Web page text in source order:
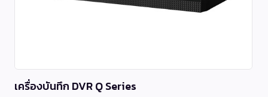
เครื่องบันทึก DVR Q Series